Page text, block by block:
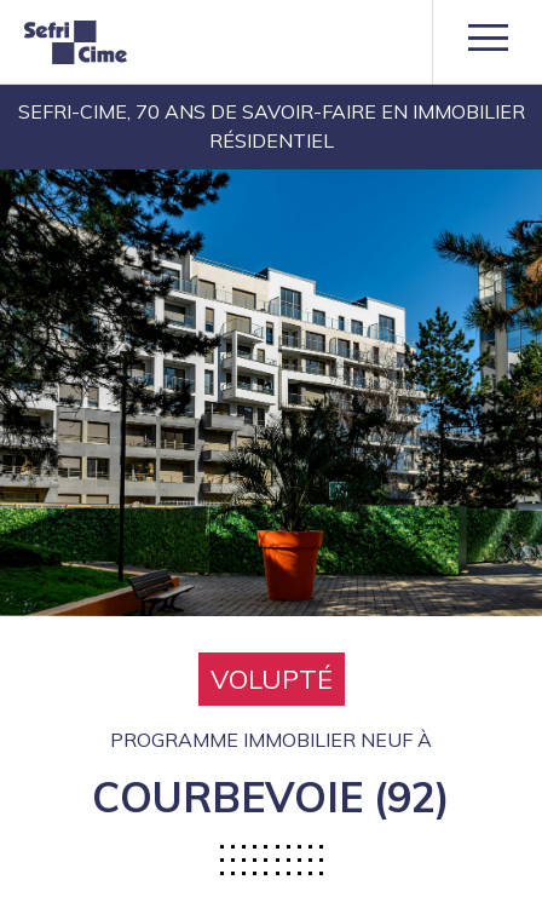
SEFRI-CIME, 70 ANS DE SAVOIR-FAIRE EN IMMOBILIER
RÉSIDENTIEL
VOLUPTÉ
PROGRAMME IMMOBILIER NEUF À
COURBEVOIE (92)